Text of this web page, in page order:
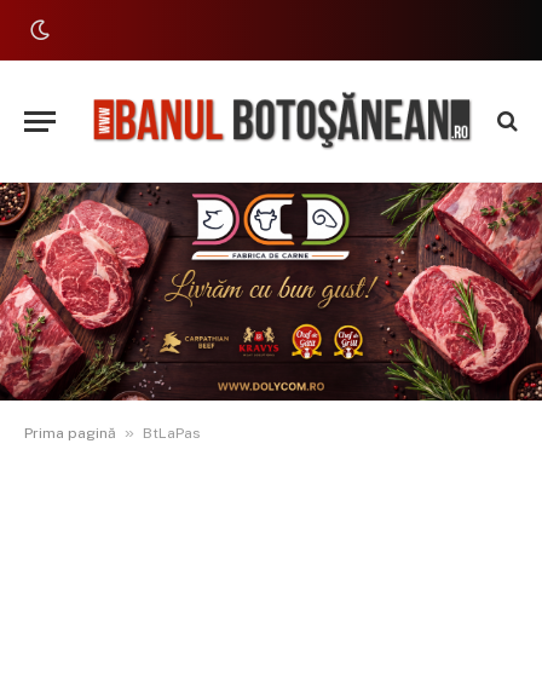
Prima pagină » BtLaPas